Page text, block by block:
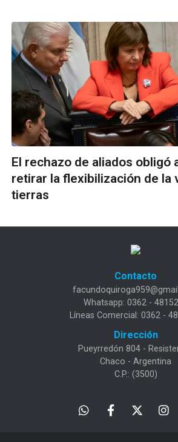
El rechazo de aliados obligó
retirar la flexibilización de la
tierras
Contacto
Whatsapp: 0362 -
Líneas Comercial: 0362 -
Dirección
Pueyrredón 804 -
Chaco - Argentina
C.P.: (3500)